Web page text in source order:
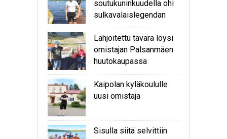
soutukuninkuudella ohi
sulkavalaislegendan
Lahjoitettu tavara löysi
omistajan Palsanmäen
huutokaupassa
Kaipolan kyläkoululle
uusi omistaja
Sisulla siitä selvittiin